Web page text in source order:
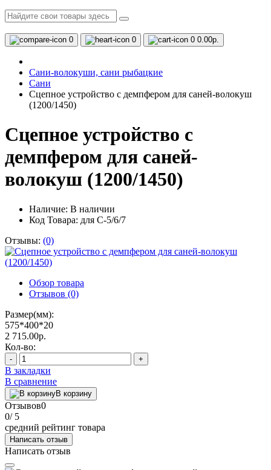
0 0 0 0.00р.
Сани-волокуши, сани рыбацкие
Сани
Сцепное устройство с демпфером для саней-волокуш
(1200/1450)
Сцепное устройство с
демпфером для саней-
волокуш (1200/1450)
Наличие: В наличии
Код Товара: для С-5/6/7
Отзывы: (0)
Обзор товара
Отзывов (0)
Размер(мм):
575*400*20
2 715.00р.
Кол-во:
- +
В закладки
В сравнение
В корзину
Отзывов0
0/ 5
средний рейтинг товара
Написать отзыв
Написать отзыв